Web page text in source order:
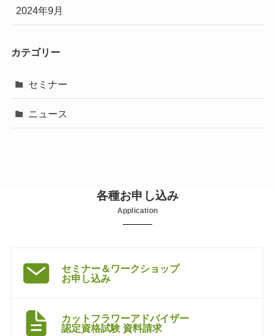
2024年9月
カテゴリー
セミナー
ニュース
各種お申し込み
Application
セミナー＆ワークショップ
お申し込み
カットフラワーアドバイザー
認定資格試験 資料請求